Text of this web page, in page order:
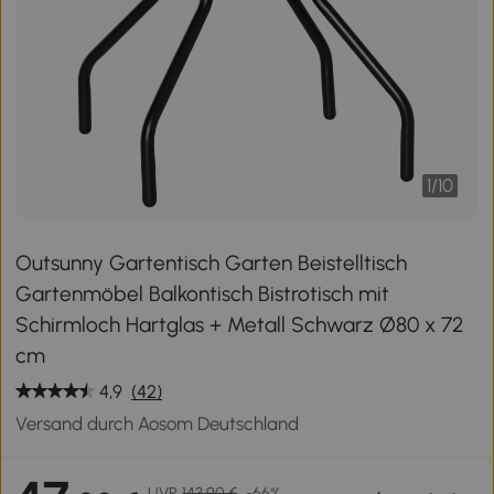
1/10
Outsunny Gartentisch Garten Beistelltisch
Gartenmöbel Balkontisch Bistrotisch mit
Schirmloch Hartglas + Metall Schwarz Ø80 x 72
cm
4,9 (42)
Versand durch Aosom Deutschland